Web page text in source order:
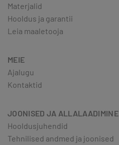
Materjalid
Hooldus ja garantii
Leia maaletooja
MEIE
Ajalugu
Kontaktid
JOONISED JA ALLALAADIMINE
Hooldusjuhendid
Tehnilised andmed ja joonised